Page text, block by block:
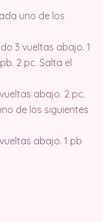
uno de los
3 vueltas abajo. 1
2 pc. Salta el
abajo. 2 pc.
de los siguientes
abajo. 1 pb